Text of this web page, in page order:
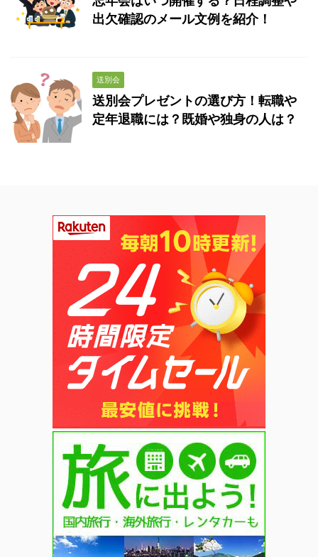
出欠確認のメール文例を紹介！
送別会
送別会プレゼントの選び方！転職や
定年退職には？既婚や独身の人は？